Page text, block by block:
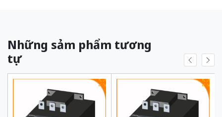
Những sảm phẩm tương
tự